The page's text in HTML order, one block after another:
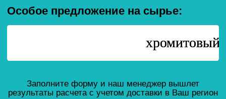
Покупка
Предоставим индивидуальные условия
оплаты (возможна постоплата). Работаем